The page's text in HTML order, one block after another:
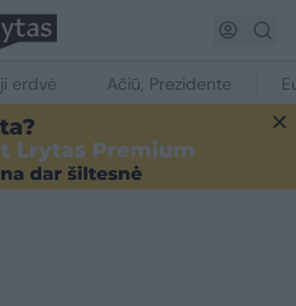
erdvė Ačiū, Prezidente